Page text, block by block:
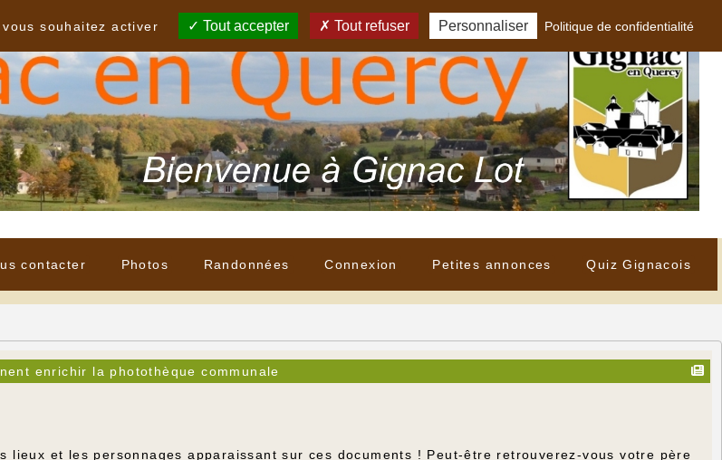
contacter Photos Randonnées Connexion Petites annonces Quiz Gignacois
enrichir la photothèque communale
lieux et les personnages apparaissant sur ces documents ! Peut-être retrouverez-vous votre père
souhaitez activer
Tout accepter Tout refuser Personnaliser Politique de confidentialité